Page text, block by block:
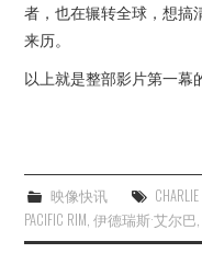
者，也在辗转全球，想搞
来历。
以上就是整部影片第一幕
映像快讯
PACIFIC RIM,伊德瑞斯·艾尔巴